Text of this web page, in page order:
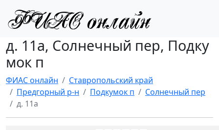
д. 11а, Солнечный пер, Подку
мок п
ФИАС онлайн
Ставропольский край
Предгорный р-н
Подкумок п
Солнечный пер
д. 11а